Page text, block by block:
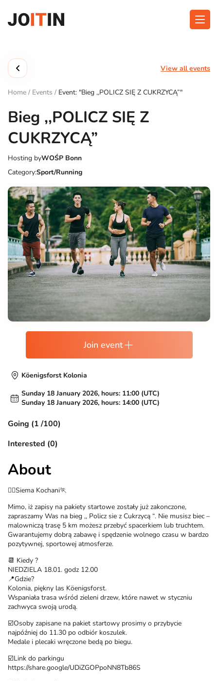
content
Get the App:
View all events
Home / Events / Event: "Bieg ,,POLICZ SIĘ Z CUKRZYCĄ”"
Bieg ,,POLICZ SIĘ Z
CUKRZYCĄ”
Hosting byWOŚP Bonn
Category:Sport/Running
Join event
Köenigsforst Kolonia
Sunday 18 January 2026, hours: 11:00 (UTC)
Sunday 18 January 2026, hours: 14:00 (UTC)
Going (1 /100)
Interested (0)
About
🏃‍♀️Siema Kochani🏃
Mimo, iż zapisy na pakiety startowe zostały już zakonczone,
zapraszamy Was na bieg ,, Policz sie z Cukrzycą “. Nie musisz biec –
malowniczą trasę 5 km możesz przebyć spacerkiem lub truchtem.
Gwarantujemy dobrą zabawę i spędzenie wolnego czasu w bardzo
pozytywnej, sportowej atmosferze.
📆 Kiedy ?
NIEDZIELA 18.01. godz 12.00
📍Gdzie?
Kolonia, piękny las Köenigsforst.
Wspaniała trasa wśród zieleni drzew, które nawet w styczniu
zachwyca swoją urodą.
☑️Osoby zapisane na pakiet startowy prosimy o przybycie
najpóźniej do 11.30 po odbiór koszulek.
Medale i plecaki wręczone bedą po biegu.
☑️Link do parkingu
https://share.google/UDiZGOPpoNN8Tb86S